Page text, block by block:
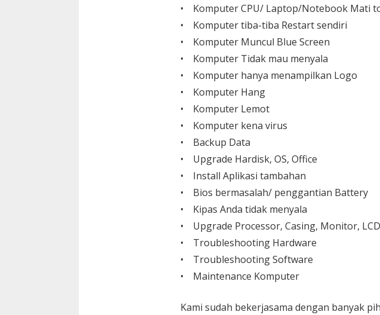
• Komputer CPU/ Laptop/Notebook Mati
• Komputer tiba-tiba Restart sendiri
• Komputer Muncul Blue Screen
• Komputer Tidak mau menyala
• Komputer hanya menampilkan Logo
• Komputer Hang
• Komputer Lemot
• Komputer kena virus
• Backup Data
• Upgrade Hardisk, OS, Office
• Install Aplikasi tambahan
• Bios bermasalah/ penggantian Battery
• Kipas Anda tidak menyala
• Upgrade Processor, Casing, Monitor, LCD
• Troubleshooting Hardware
• Troubleshooting Software
• Maintenance Komputer
Kami sudah bekerjasama dengan banyak